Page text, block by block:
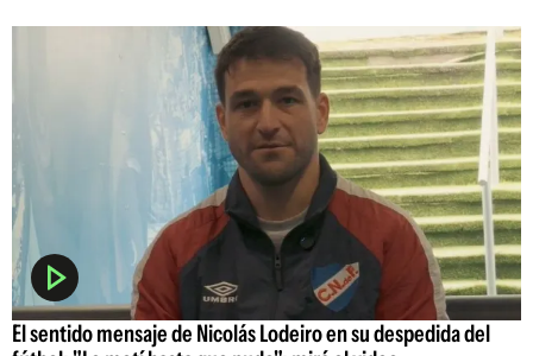
El sentido mensaje de Nicolás Lodeiro en su despedida del